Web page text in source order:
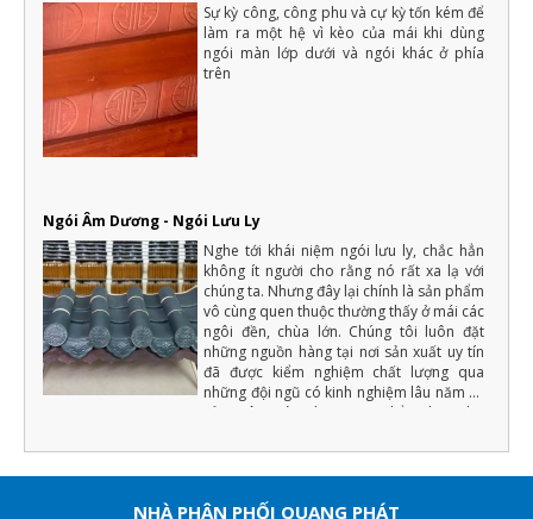
Sự kỳ công, công phu và cự kỳ tốn kém để
làm ra một hệ vì kèo của mái khi dùng
ngói màn lớp dưới và ngói khác ở phía
trên
Ngói Âm Dương - Ngói Lưu Ly
Nghe tới khái niệm ngói lưu ly, chắc hẳn
không ít người cho rằng nó rất xa lạ với
chúng ta. Nhưng đây lại chính là sản phẩm
vô cùng quen thuộc thường thấy ở mái các
ngôi đền, chùa lớn. Chúng tôi luôn đặt
những nguồn hàng tại nơi sản xuất uy tín
đã được kiểm nghiệm chất lượng qua
những đội ngũ có kinh nghiệm lâu năm về
sản xuât ngói tráng men (Chẳng hạn như
ngói phải đảm bảo độ cứng, tải trọng uốn,
độ bền với khí hậu... ) nếu đạt những yếu
NHÀ PHÂN PHỐI QUANG PHÁT